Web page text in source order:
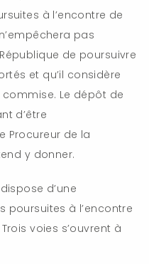
à l’encontre de
pas
de poursuivre
et qu’il considère
Le dépôt de
d’être
Procureur de la
y donner.
d’une
poursuites à l’encontre
voies s’ouvrent à